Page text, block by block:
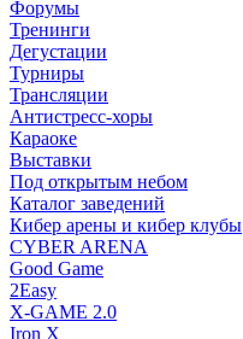
Форумы
Тренинги
Дегустации
Турниры
Трансляции
Антистресс-хоры
Караоке
Выставки
Под открытым небом
Каталог заведений
Кибер арены и кибер клубы
CYBER ARENA
Good Game
2Easy
X-GAME 2.0
Iron X